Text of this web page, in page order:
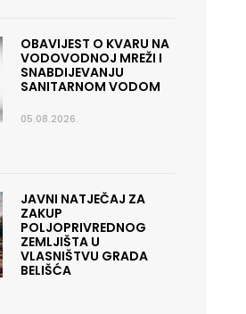
OBAVIJEST O KVARU NA
VODOVODNOJ MREŽI I
SNABDIJEVANJU
SANITARNOM VODOM
05.08.2026.
JAVNI NATJEČAJ ZA
ZAKUP
POLJOPRIVREDNOG
ZEMLJIŠTA U
VLASNIŠTVU GRADA
BELIŠĆA